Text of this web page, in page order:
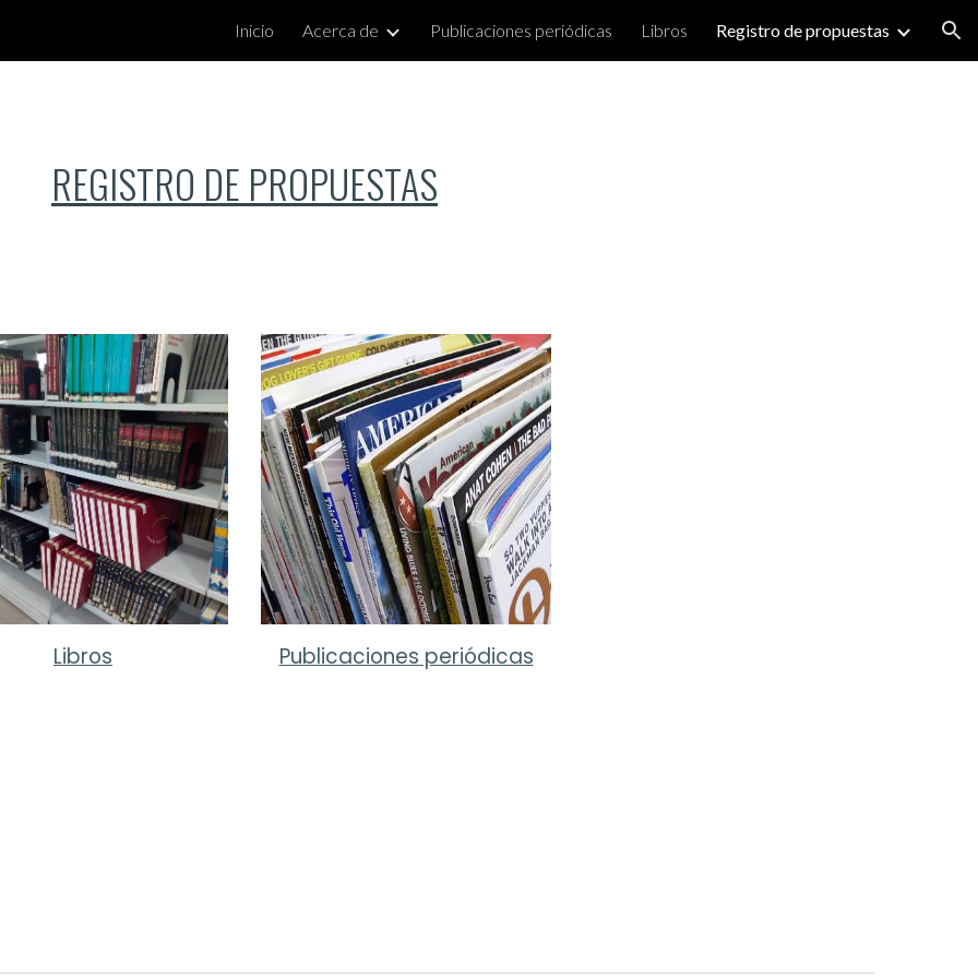
Skip to navigation
Inicio Acerca de Publicaciones periódicas Libros Registro de propuestas
REGISTRO DE PROPUESTAS
Libros Publicaciones periódicas